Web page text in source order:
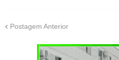
Postagem Anterior